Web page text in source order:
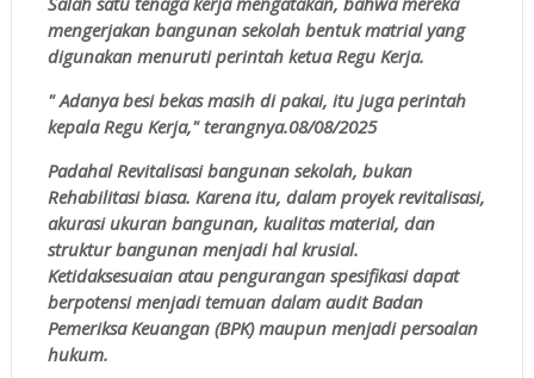
mengerjakan bangunan sekolah bentuk matrial yang
digunakan menuruti perintah ketua Regu Kerja.
" Adanya besi bekas masih di pakai, itu juga perintah
kepala Regu Kerja," terangnya.08/08/2025
Padahal Revitalisasi bangunan sekolah, bukan
Rehabilitasi biasa. Karena itu, dalam proyek revitalisasi,
akurasi ukuran bangunan, kualitas material, dan
struktur bangunan menjadi hal krusial.
Ketidaksesuaian atau pengurangan spesifikasi dapat
berpotensi menjadi temuan dalam audit Badan
Pemeriksa Keuangan (BPK) maupun menjadi persoalan
hukum.